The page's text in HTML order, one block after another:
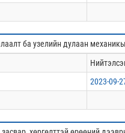
ба узелийн дулаан
2023-09-